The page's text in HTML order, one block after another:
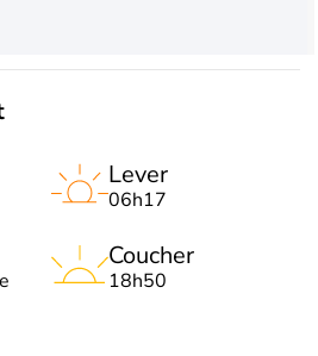
Lever
06h17
Coucher
18h50